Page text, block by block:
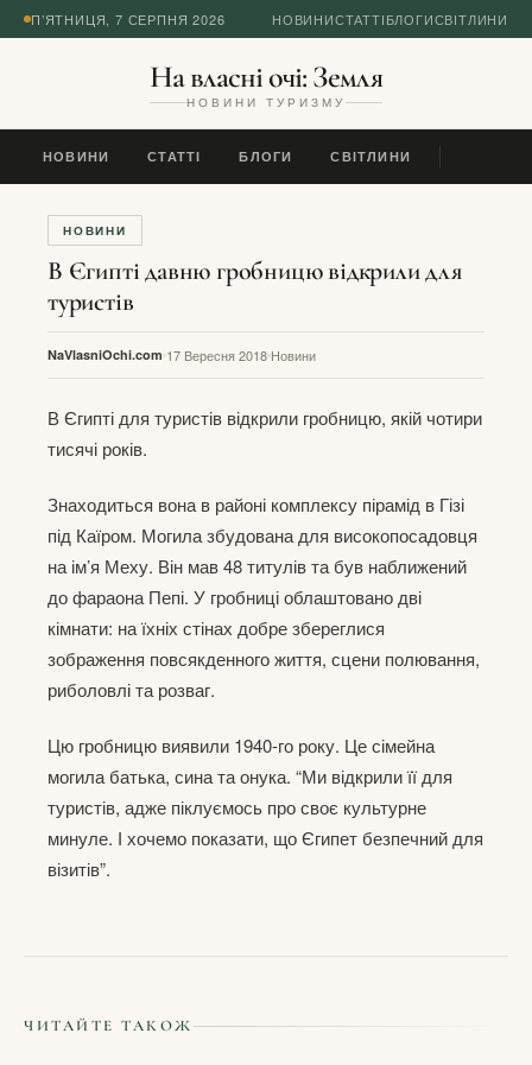
П’ЯТНИЦЯ, 7 СЕРПНЯ 2026 НОВИНИСТАТТІБЛОГИСВІТЛИНИ
На власні очі: Земля
НОВИНИ ТУРИЗМУ
НОВИНИ СТАТТІ БЛОГИ СВІТЛИНИ
НОВИНИ
В Єгипті давню гробницю відкрили для
туристів
NaVlasniOchi.com 17 Вересня 2018 Новини
В Єгипті для туристів відкрили гробницю, якій чотири
тисячі років.
Знаходиться вона в районі комплексу пірамід в Гізі
під Каїром. Могила збудована для високопосадовця
на ім’я Меху. Він мав 48 титулів та був наближений
до фараона Пепі. У гробниці облаштовано дві
кімнати: на їхніх стінах добре збереглися
зображення повсякденного життя, сцени полювання,
риболовлі та розваг.
Цю гробницю виявили 1940-го року. Це сімейна
могила батька, сина та онука. “Ми відкрили її для
туристів, адже піклуємось про своє культурне
минуле. І хочемо показати, що Єгипет безпечний для
візитів”.
ЧИТАЙТЕ ТАКОЖ